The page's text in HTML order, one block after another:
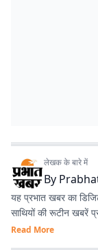
लेखक के बारे में
By
यह प्रभात खबर का
साथियों की रूटीन खबरें
Read More